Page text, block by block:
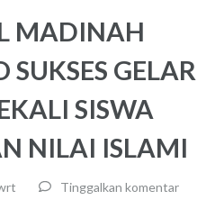
MADINAH
GELAR
SISWA
NILAI ISLAMI
Tinggalkan komentar